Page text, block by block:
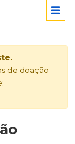
de doação